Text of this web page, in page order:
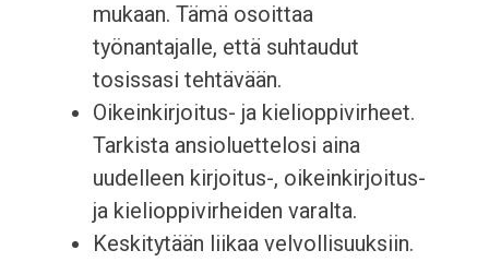
mukaan. Tämä osoittaa
työnantajalle, että suhtaudut
tosissasi tehtävään.
Oikeinkirjoitus- ja kielioppivirheet.
Tarkista ansioluettelosi aina
uudelleen kirjoitus-, oikeinkirjoitus-
ja kielioppivirheiden varalta.
Keskitytään liikaa velvollisuuksiin.